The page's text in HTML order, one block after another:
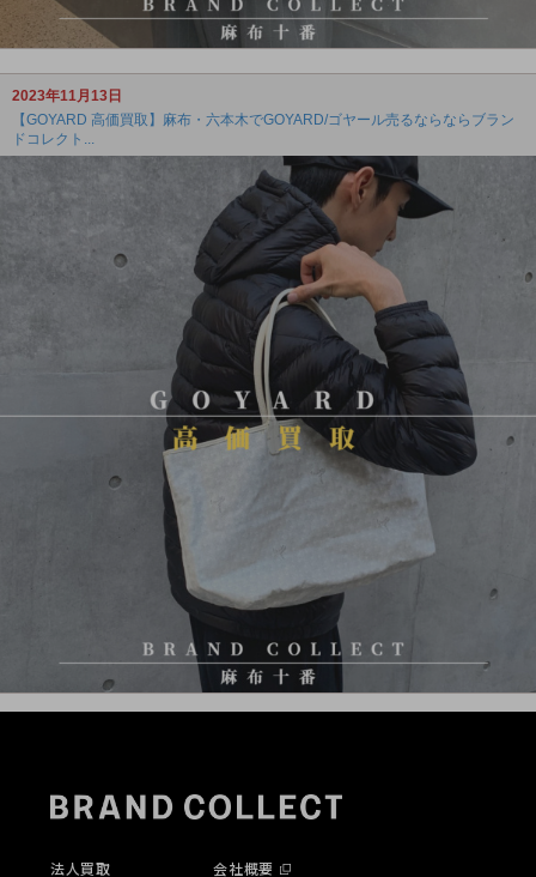
2023年11月13日
【GOYARD 高価買取】麻布・六本木でGOYARD/ゴヤール売るならならブラン
ドコレクト...
法人買取 会社概要